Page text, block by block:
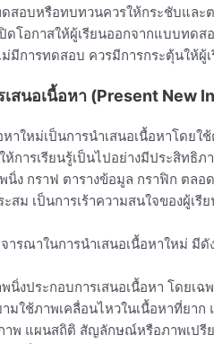
ดสอบหรือทบทวนควรให้กระชับและ
ดโอกาสให้ผู้เรียนออกจากแบบทด
มีการทดสอบ ควรมีการกระตุ้นให้ผู้
เสนอเนื้อหา (Present New
หาใหม่เป็นการนำเสนอเนื้อหาโดย
ห้การเรียนรู้เป็นไปอย่างมีประสิท
นิ่ง กราฟ ตารางข้อมูล กราฟิก ตล
ะสม เป็นการเร้าความสนใจของผู้เรี
ารณาในการนำเสนอเนื้อหาใหม่ มีดั
นิ่งประกอบการเสนอเนื้อหา โดยเ
มใช้ภาพเคลื่อนไหวในเนื้อหาที่ยา
าพ แผนสถิติ สัญลักษณ์หรือภาพเปรี